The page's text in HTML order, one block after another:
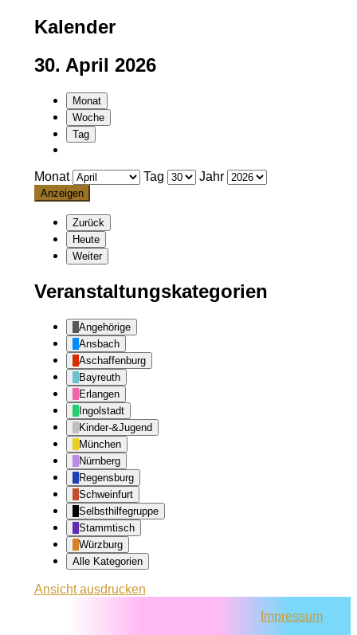
Kalender
30. April 2026
Monat
Woche
Tag
Monat Tag Jahr
Zurück
Heute
Weiter
Veranstaltungskategorien
Angehörige
Ansbach
Aschaffenburg
Bayreuth
Erlangen
Ingolstadt
Kinder-&Jugend
München
Nürnberg
Regensburg
Schweinfurt
Selbsthilfegruppe
Stammtisch
Würzburg
Alle Kategorien
Ansichtausdrucken
Impressum